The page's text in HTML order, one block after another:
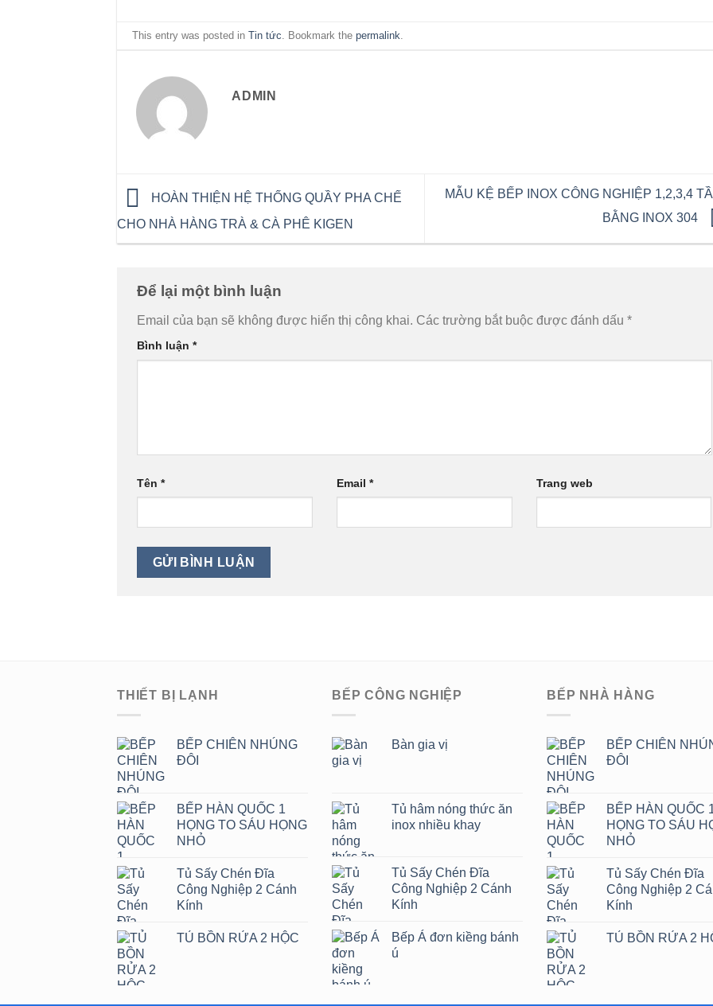
This entry was posted inTin tức . Bookmark thepermalink
ADMIN
HOÀN THIỆN HỆ THỐNG QUẦY PHA CHẾ
CHO NHÀ HÀNG TRÀ & CÀ PHÊ KIGEN
MẪU KỆ BẾP INOX CÔNG NGHIỆP 1,2,3,4
BẰNG INOX 304
Để lại một bình luận
Email của bạn sẽ không được hiển thị công khai. Các trường bắt buộc được đánh dấu *
Bình luận *
Tên * Email * Trang web
THIẾT BỊ LẠNH
BẾP CHIÊN NHÚNG
ĐÔI
BẾP HÀN QUỐC 1
HỌNG TO SÁU HỌNG
NHỎ
Tủ Sấy Chén Đĩa
Công Nghiệp 2 Cánh
Kính
TỦ BỒN RỬA 2 HỘC
BẾP CÔNG NGHIỆP
Bàn gia vị
Tủ hâm nóng thức ăn
inox nhiều khay
Tủ Sấy Chén Đĩa
Công Nghiệp 2 Cánh
Kính
Bếp Á đơn kiềng bánh
ú
BẾP NHÀ HÀNG
BẾP CHIÊN
ĐÔI
BẾP HÀN QUỐC
HỌNG TO SÁU
NHỎ
Tủ Sấy Chén Đĩa
Công Nghiệp 2
Kính
TỦ BỒN RỬA 2